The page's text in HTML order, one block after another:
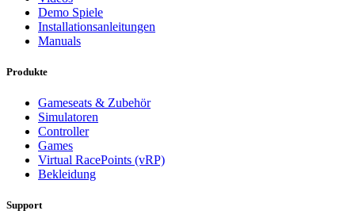
Demo Spiele
Installationsanleitungen
Manuals
Produkte
Gameseats & Zubehör
Simulatoren
Controller
Games
Virtual RacePoints (vRP)
Bekleidung
Support